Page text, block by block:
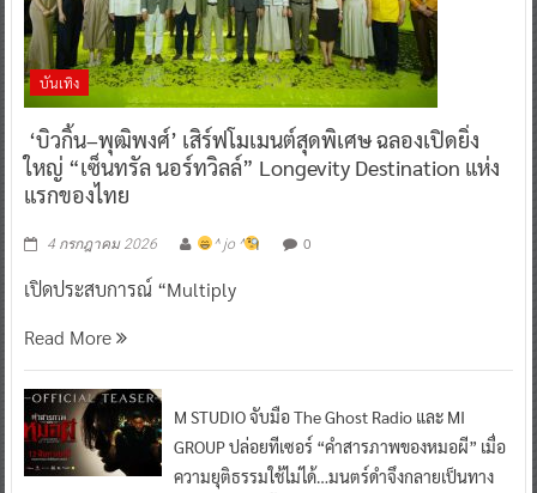
บันเทิง
‘บิวกิ้น–พุฒิพงศ์’ เสิร์ฟโมเมนต์สุดพิเศษ ฉลองเปิดยิ่ง
ใหญ่ “เซ็นทรัล นอร์ทวิลล์” Longevity Destination แห่ง
แรกของไทย
4 กรกฎาคม 2026 ^ jo ^ 0
เปิดประสบการณ์ “Multiply
Read More
M STUDIO จับมือ The Ghost Radio และ MI
GROUP ปล่อยทีเซอร์ “คำสารภาพของหมอผี” เมื่อ
ความยุติธรรมใช้ไม่ได้…มนตร์ดำจึงกลายเป็นทาง